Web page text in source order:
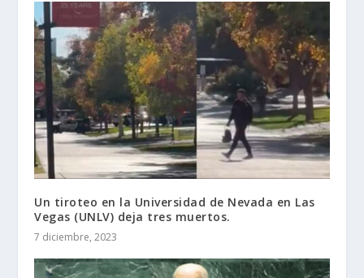
Un tiroteo en la Universidad de Nevada en Las
Vegas (UNLV) deja tres muertos.
7 diciembre, 2023